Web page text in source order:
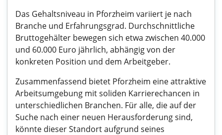
Das Gehaltsniveau in Pforzheim variiert je nach
Branche und Erfahrungsgrad. Durchschnittliche
Bruttogehälter bewegen sich etwa zwischen 40.000
und 60.000 Euro jährlich, abhängig von der
konkreten Position und dem Arbeitgeber.
Zusammenfassend bietet Pforzheim eine attraktive
Arbeitsumgebung mit soliden Karrierechancen in
unterschiedlichen Branchen. Für alle, die auf der
Suche nach einer neuen Herausforderung sind,
könnte dieser Standort aufgrund seines